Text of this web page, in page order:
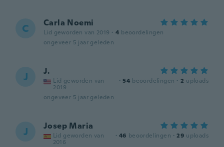
C Carla Noemi
Lid geworden van 2019 · 4 beoordelingen
ongeveer 5 jaar geleden
J J.
Lid geworden van
2019
· 54 beoordelingen · 2 uploads
ongeveer 5 jaar geleden
J Josep Maria
Lid geworden van
2016
· 46 beoordelingen · 29 uploads